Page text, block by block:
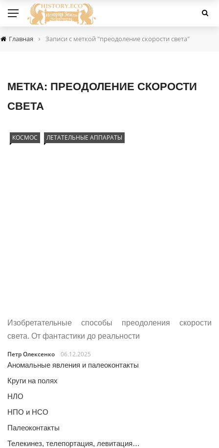
Главная › Записи с меткой "преодоление скорости света"
МЕТКА: ПРЕОДОЛЕНИЕ СКОРОСТИ
СВЕТА
КОСМОС ЛЕТАТЕЛЬНЫЕ АППАРАТЫ
Изобретательные способы преодоления скорости
света. От фантастики до реальности
Петр Олексенко
06.12.2025
Аномальные явления и палеоконтакты
Круги на полях
НЛО
НПО и НСО
Палеоконтакты
Телекинез, телепортация, левитация…